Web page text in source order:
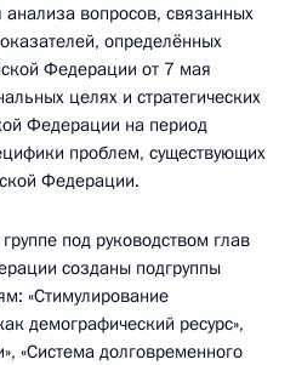
вопросов, связанных
определённых
Федерации от 7 мая
целях и стратегических
Федерации на период
проблем, существующих
Федерации.
под руководством глав
созданы подгруппы
«Стимулирование
демографический ресурс»,
«Система долговременного